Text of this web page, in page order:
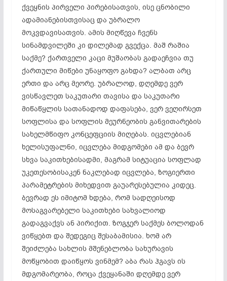
ქვეყნის პირველი პირებისათვის, ისე ცნობილი
ადამიანებისთვისაც და უბრალო
მოკვდავისათვის. ამის მიღწევა ჩვენს
სინამდვილეში კი დილემად გვექცა. მაშ რაშია
საქმე? ქართველი კაცი მუშაობას გადაეჩვია თუ
ქართული მიწები უნაყოფო გახდა? ალბათ არც
ერთი და არც მეორე. უბრალოდ, დღემდე ვერ
ვისწავლეთ საკუთარი თავისა და საკუთარი
მიწაწყლის სათანადოდ დაფასება, ვერ ვეღირსეთ
სოფლისა და სოფლის მეურნეობის განვითარების
სახელმწიფო კონცეფციის მიღებას. იცვლებიან
ხელისუფალნი, იცვლება მიდგომები ამ და ბევრ
სხვა საკითხებისადმი, მაგრამ სიტუაცია სოფლად
უკეთესობისაკენ ნაკლებად იცვლება, ზოგიერთი
პარამეტრების მიხედვით გაუარესებულია კიდეც.
ბევრად ეს იმიტომ ხდება, რომ სადღეისოდ
მოსაგვარებელი საკითხები სახვალიოდ
გადაგვაქვს ან პირიქით. ზოგჯერ საქმეს ბოლოდან
ვიწყებთ და შედეგიც შესაბამისია. ხომ არ
შეიძლება სახლის მშენებლობა სახურავის
მოწყობით დაიწყოს ვინმემ? აბა რას ჰგავს ის
მდგომარეობა, როცა ქვეყანაში დღემდე ვერ